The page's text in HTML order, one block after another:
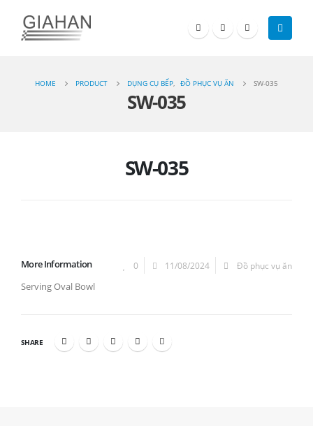
HOME PRODUCT DỤNG CỤ BẾP, ĐỒ PHỤC VỤ ĂN SW-035
SW-035
SW-035
0 11/08/2024 Đồ phục vụ ăn
More Information
Serving Oval Bowl
SHARE